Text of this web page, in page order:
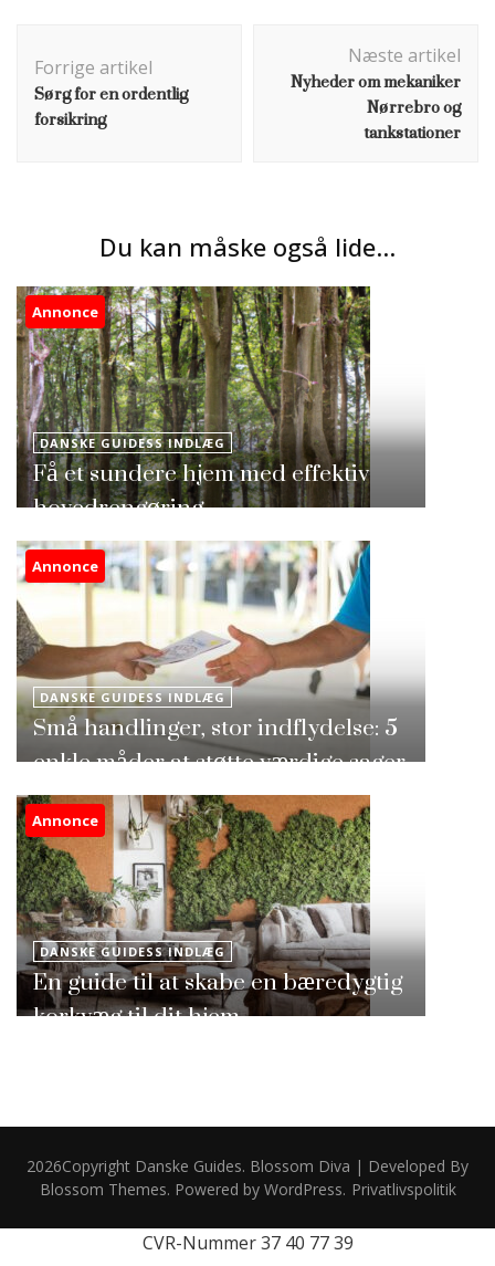
Forrige artikel
Sørg for en ordentlig
forsikring
Næste artikel
Nyheder om mekaniker
Nørrebro og
tankstationer
Du kan måske også lide...
Annonce
DANSKE GUIDESS INDLÆG
Få et sundere hjem med effektiv
hovedrengøring
Annonce
DANSKE GUIDESS INDLÆG
Små handlinger, stor indflydelse: 5
enkle måder at støtte værdige sager
Annonce
DANSKE GUIDESS INDLÆG
En guide til at skabe en bæredygtig
korkvæg til dit hjem
2026Copyright Danske Guides. Blossom Diva | Developed By
Blossom Themes. Powered by WordPress. Privatlivspolitik
CVR-Nummer 37 40 77 39